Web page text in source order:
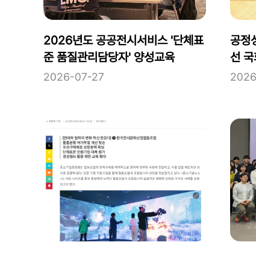
2026년도 공공전시서비스 '단체표
준 품질관리담당자' 양성교육
2026-07-27
공정
선 국